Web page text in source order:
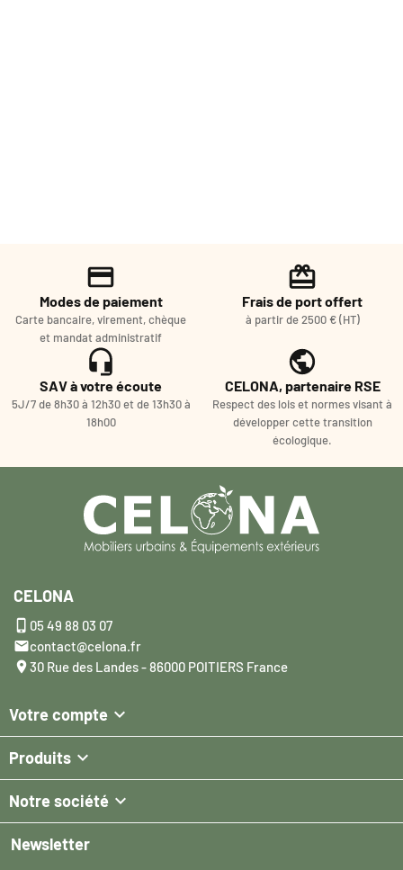
Modes de paiement
Carte bancaire, virement, chèque
et mandat administratif
Frais de port offert
à partir de 2500 € (HT)
SAV à votre écoute
5J/7 de 8h30 à 12h30 et de 13h30 à
18h00
CELONA, partenaire RSE
Respect des lois et normes visant à
développer cette transition
écologique.
CELONA
 05 49 88 03 07
contact@celona.fr
30 Rue des Landes - 86000 POITIERS France
Votre compte 
Produits 
Notre société 
Newsletter